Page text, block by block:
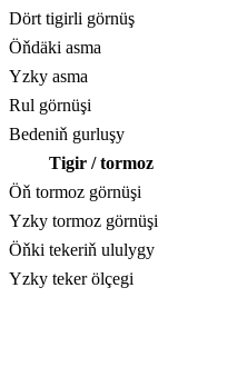
Dört tigirli görnüş
Öňdäki asma
Yzky asma
Rul görnüşi
Bedeniň gurluşy
Tigir / tormoz
Öň tormoz görnüşi
Yzky tormoz görnüşi
Öňki tekeriň ululygy
Yzky teker ölçegi